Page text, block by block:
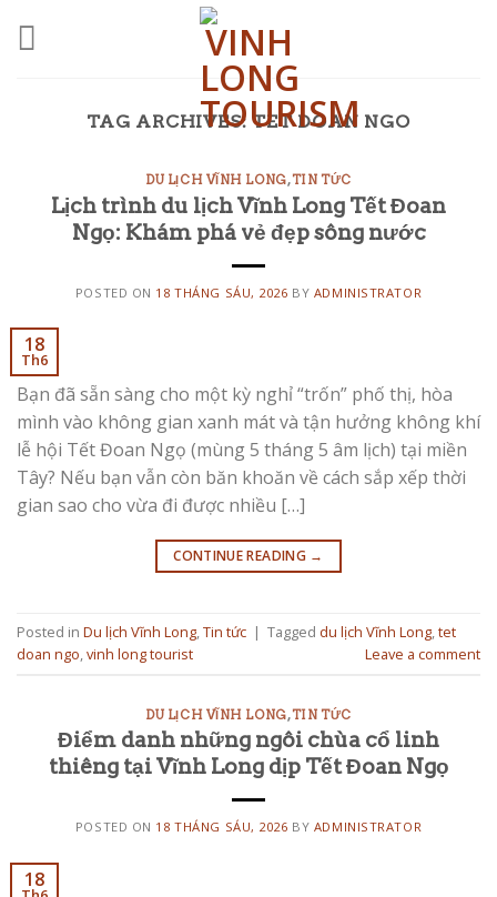
TAG ARCHIVES:TET DOAN NGO
DU LỊCH VĨNH LONG,TIN TỨC
Lịch trình du lịch Vĩnh Long Tết Đoan
Ngọ: Khám phá vẻ đẹp sông nước
POSTED ON 18 THÁNG SÁU, 2026 BY ADMINISTRATOR
18
Th6
Bạn đã sẵn sàng cho một kỳ nghỉ “trốn” phố thị, hòa
mình vào không gian xanh mát và tận hưởng không khí
lễ hội Tết Đoan Ngọ (mùng 5 tháng 5 âm lịch) tại miền
Tây? Nếu bạn vẫn còn băn khoăn về cách sắp xếp thời
gian sao cho vừa đi được nhiều […]
CONTINUE READING →
Posted in Du lịch Vĩnh Long,Tin tức | Tagged du lịch Vĩnh Long,tet
doan ngo,vinh long tourist Leave a comment
DU LỊCH VĨNH LONG,TIN TỨC
Điểm danh những ngôi chùa cổ linh
thiêng tại Vĩnh Long dịp Tết Đoan Ngọ
POSTED ON 18 THÁNG SÁU, 2026 BY ADMINISTRATOR
18